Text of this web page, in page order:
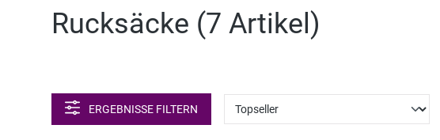
Rucksäcke (7 Artikel )
ERGEBNISSE FILTERN